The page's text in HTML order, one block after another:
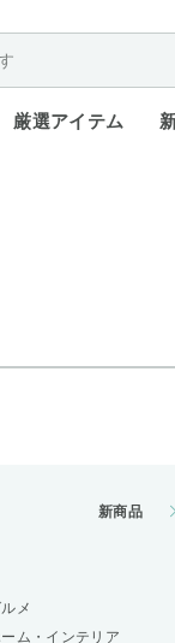
厳選アイテム
新商品
メ
ム・インテリア